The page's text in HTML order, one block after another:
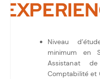
Niveau
minimum en
Assistanat
Comptabilité et